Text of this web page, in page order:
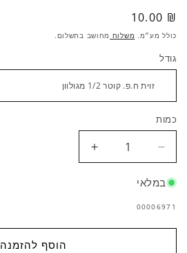
מחיר
רגיל
₪ 10.00
כולל מע״מ. משלוח מחושב בתשלום.
גודל
כמות
הפחתת
כמות
לזוית
פנים
מגולוון
הגדלת
כמות
מגולוון
במלאי
מק"ט:
00006971
הוסף להזמנה